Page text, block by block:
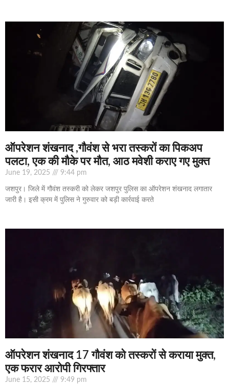
ऑपरेशन शंखनाद ,गौवंश से भरा तस्करों का पिकअप
पलटा, एक की मौके पर मौत, आठ मवेशी कराए गए मुक्त
June 19, 2025 9:44 pm
जशपुर। जिले में गौवंश तस्करी को लेकर जशपुर पुलिस का ऑपरेशन शंखनाद लगातार
जारी है। इसी क्रम में पुलिस ने गुरुवार को बड़ी कार्रवाई करते
ऑपरेशन शंखनाद 17 गौवंश को तस्करों से कराया मुक्त,
एक फरार आरोपी गिरफ्तार
June 15, 2025 9:49 pm